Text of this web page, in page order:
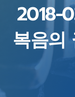
2018-
복음의